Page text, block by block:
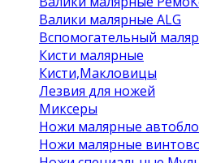
Валики малярные ALG
Вспомогательный
Кисти малярные
Кисти,Макловицы
Лезвия для ножей
Миксеры
Ножи малярные
Ножи малярные